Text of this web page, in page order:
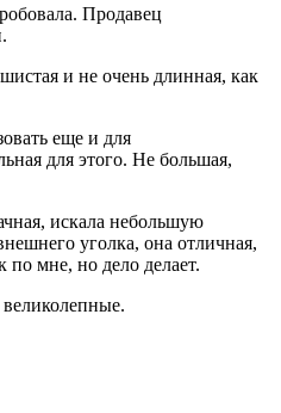
Продавец
и не очень длинная, как
еще и для
для этого. Не большая,
искала небольшую
уголка, она отличная,
по мне, но дело делает.